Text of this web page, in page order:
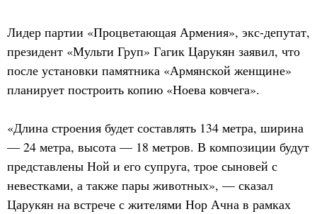
Лидер партии «Процветающая Армения», экс-депутат,
президент «Мульти Груп» Гагик Царукян заявил, что
после установки памятника «Армянской женщине»
планирует построить копию «Ноева ковчега».
«Длина строения будет составлять 134 метра, ширина
— 24 метра, высота — 18 метров. В композиции будут
представлены Ной и его супруга, трое сыновей с
невестками, а также пары животных», — сказал
Царукян на встрече с жителями Нор Ачна в рамках